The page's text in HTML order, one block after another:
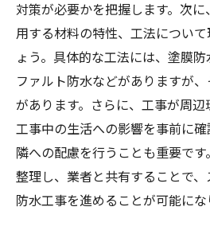
対策が必要かを把握します。次
用する材料の特性、工法につい
ょう。具体的な工法には、塗膜
ファルト防水などがありますが
があります。さらに、工事が周辺
工事中の生活への影響を事前に
隣への配慮を行うことも重要で
整理し、業者と共有することで
防水工事を進めることが可能にな